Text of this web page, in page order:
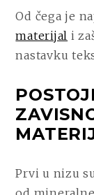
Od čega je
materijal i
nastavku
Prvi u nizu